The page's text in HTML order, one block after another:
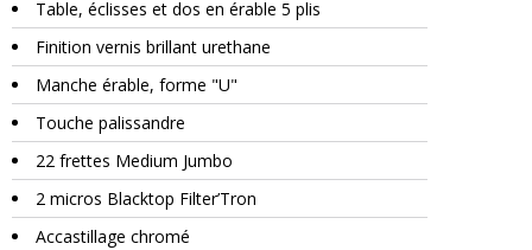
Table, éclisses et dos en érable 5 plis
Finition vernis brillant urethane
Manche érable, forme "U"
Touche palissandre
22 frettes Medium Jumbo
2 micros Blacktop Filter’Tron
Accastillage chromé